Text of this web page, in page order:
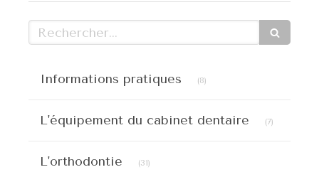
Rechercher
Informations pratiques (8)
L'équipement du cabinet dentaire (7)
L'orthodontie (31)